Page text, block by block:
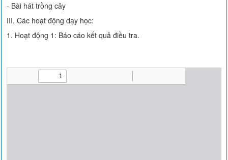
- Bài hát trồng cây
III. Các hoạt động dạy học:
1. Hoạt động 1: Báo cáo kết quả điều tra.